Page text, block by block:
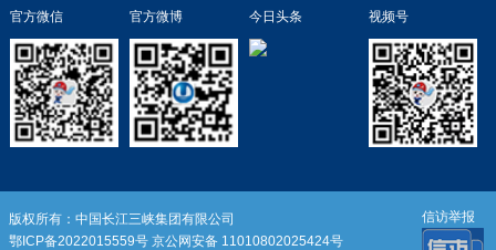
官方微信 官方微博 今日头条 视频号
版权所有：中国长江三峡集团有限公司
鄂ICP备2022015559号 京公网安备 11010802025424号
信访举报